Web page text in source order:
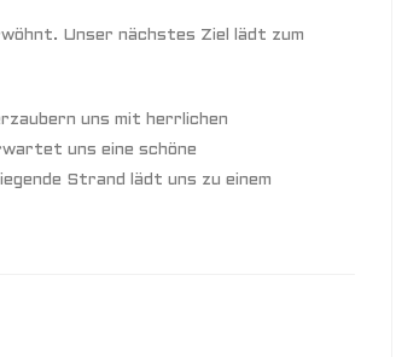
Unser nächstes Ziel lädt zum
uns mit herrlichen
uns eine schöne
Strand lädt uns zu einem